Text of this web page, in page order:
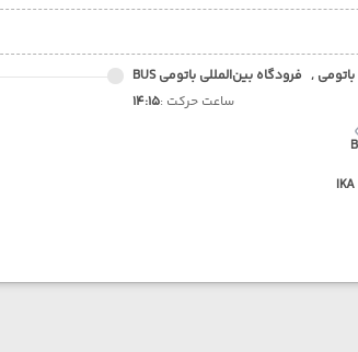
باتومی , فرودگاه بین‌المللی باتومی BUS
ساعت حرکت :14:15